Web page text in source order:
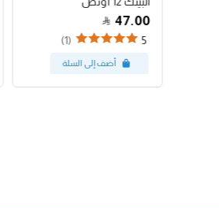
47.00
5
(1)